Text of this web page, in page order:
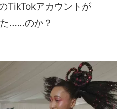
TikTokアカウントが
……のか？